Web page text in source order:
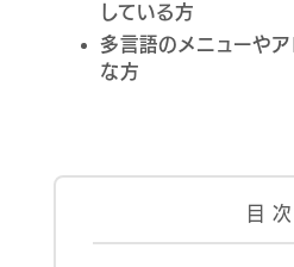
している方
多言語のメニューや
な方
目 次